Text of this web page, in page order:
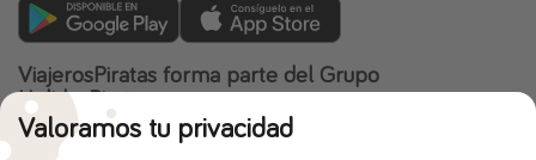
ViajerosPiratas forma parte del Grupo
HolidayPirates
Nuestros mercados
Valoramos tu privacidad